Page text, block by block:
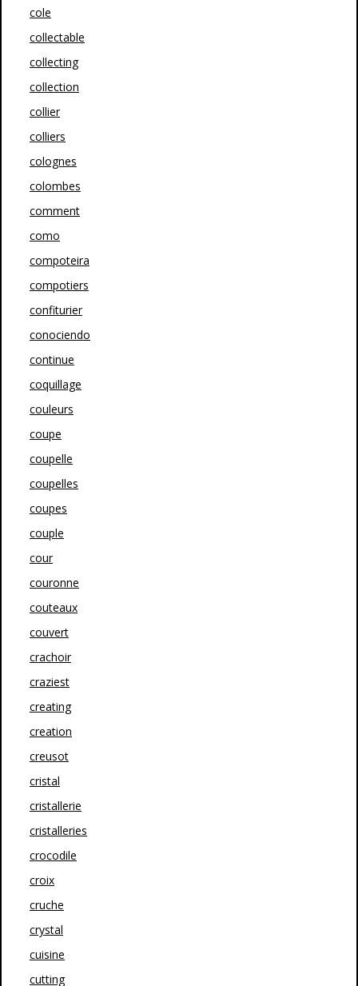
cole
collectable
collecting
collection
collier
colliers
colognes
colombes
comment
como
compoteira
compotiers
confiturier
conociendo
continue
coquillage
couleurs
coupe
coupelle
coupelles
coupes
couple
cour
couronne
couteaux
couvert
crachoir
craziest
creating
creation
creusot
cristal
cristallerie
cristalleries
crocodile
croix
cruche
crystal
cuisine
cutting